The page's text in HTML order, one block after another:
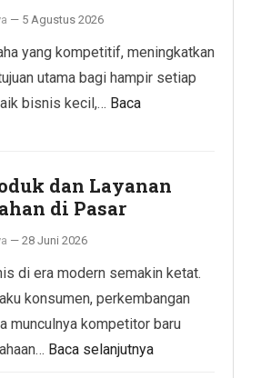
— 5 Agustus 2026
yang kompetitif, meningkatkan
utama bagi hampir setiap
bisnis kecil,… Baca
dan Layanan
di Pasar
— 28 Juni 2026
di era modern semakin ketat.
konsumen, perkembangan
munculnya kompetitor baru
Baca selanjutnya